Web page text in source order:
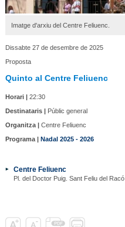
Imatge d'arxiu del Centre Feliuenc.
Dissabte 27 de desembre de 2025
Proposta
Quinto al Centre Feliuenc
Horari |22:30
Destinataris |Públic general
Organitza |Centre Feliuenc
Programa | Nadal 2025 - 2026
Centre Feliuenc
Pl. del Doctor Puig. Sant Feliu del Racó